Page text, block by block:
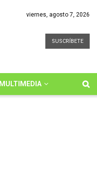
viernes, agosto 7, 2026
SUSCRÍBETE
MULTIMEDIA